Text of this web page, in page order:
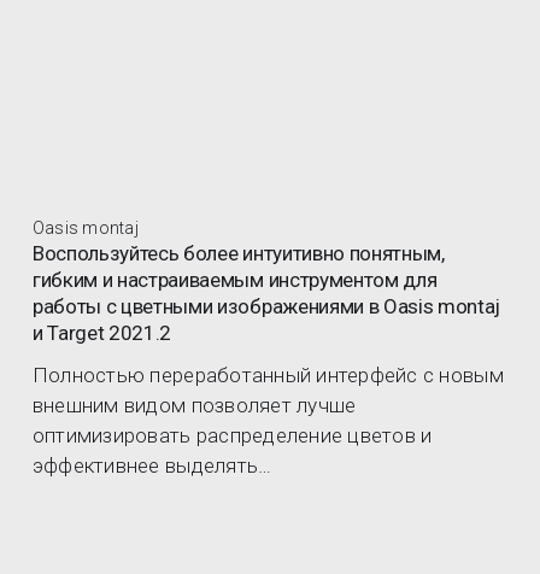
Oasis montaj
Воспользуйтесь более интуитивно понятным,
гибким и настраиваемым инструментом для
работы с цветными изображениями в Oasis montaj
и Target 2021.2
Полностью переработанный интерфейс с новым
внешним видом позволяет лучше
оптимизировать распределение цветов и
эффективнее выделять…